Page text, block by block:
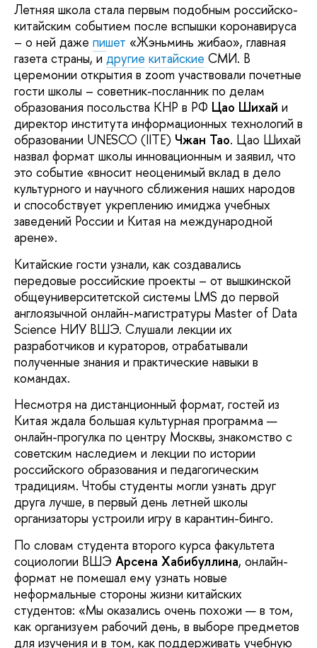
Летняя школа стала первым подобным российско-
китайским событием после вспышки коронавируса
– о ней даже пишет «Жэньминь жибао», главная
газета страны, и другие китайские СМИ. В
церемонии открытия в zoom участвовали почетные
гости школы – советник-посланник по делам
образования посольства КНР в РФ Цао Шихай и
директор института информационных технологий в
образовании UNESCO (IITE) Чжан Тао. Цао Шихай
назвал формат школы инновационным и заявил, что
это событие «вносит неоценимый вклад в дело
культурного и научного сближения наших народов
и способствует укреплению имиджа учебных
заведений России и Китая на международной
арене».
Китайские гости узнали, как создавались
передовые российские проекты – от вышкинской
общеуниверситетской системы LMS до первой
англоязычной онлайн-магистратуры Master of Data
Science НИУ ВШЭ. Слушали лекции их
разработчиков и кураторов, отрабатывали
полученные знания и практические навыки в
командах.
Несмотря на дистанционный формат, гостей из
Китая ждала большая культурная программа —
онлайн-прогулка по центру Москвы, знакомство с
советским наследием и лекции по истории
российского образования и педагогическим
традициям. Чтобы студенты могли узнать друг
друга лучше, в первый день летней школы
организаторы устроили игру в карантин-бинго.
По словам студента второго курса факультета
социологии ВШЭ Арсена Хабибуллина, онлайн-
формат не помешал ему узнать новые
неформальные стороны жизни китайских
студентов: «Мы оказались очень похожи — в том,
как организуем рабочий день, в выборе предметов
для изучения и в том, как поддерживать учебную